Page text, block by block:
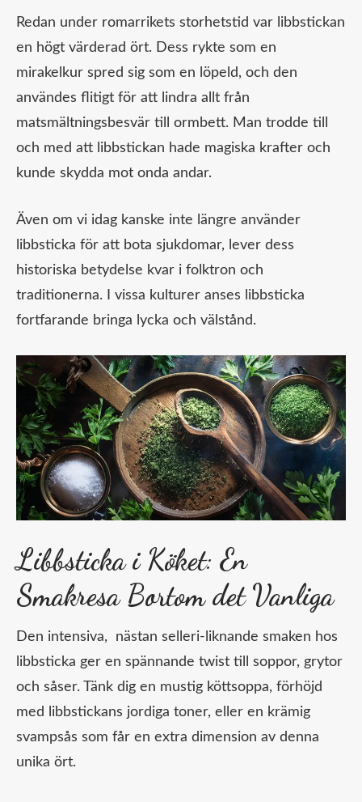
Redan under romarrikets storhetstid var libbstickan
en högt värderad ört. Dess rykte som en
mirakelkur spred sig som en löpeld, och den
användes flitigt för att lindra allt från
matsmältningsbesvär till ormbett. Man trodde till
och med att libbstickan hade magiska krafter och
kunde skydda mot onda andar.
Även om vi idag kanske inte längre använder
libbsticka för att bota sjukdomar, lever dess
historiska betydelse kvar i folktron och
traditionerna. I vissa kulturer anses libbsticka
fortfarande bringa lycka och välstånd.
Libbsticka i Köket: En
Smakresa Bortom det Vanliga
Den intensiva, nästan selleri-liknande smaken hos
libbsticka ger en spännande twist till soppor, grytor
och såser. Tänk dig en mustig köttsoppa, förhöjd
med libbstickans jordiga toner, eller en krämig
svampsås som får en extra dimension av denna
unika ört.